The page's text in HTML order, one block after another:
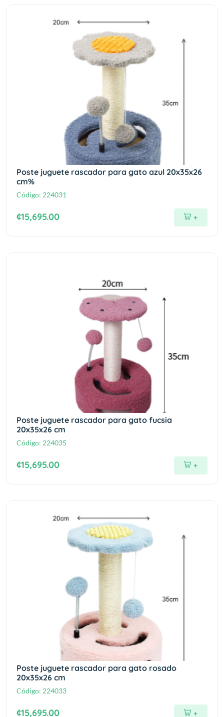
Poste juguete rascador para gato azul 20x35x26
cm%
Código: 224031
¢15,695.00 +
Poste juguete rascador para gato fucsia
20x35x26 cm
Código: 224035
¢15,695.00 +
Poste juguete rascador para gato rosado
20x35x26 cm
Código: 224033
¢15,695.00 +